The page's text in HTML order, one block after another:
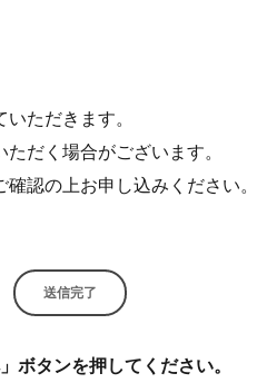
ただきます。
だく場合がございます。
認の上お申し込みください。
送信完了
ボタンを押してください。